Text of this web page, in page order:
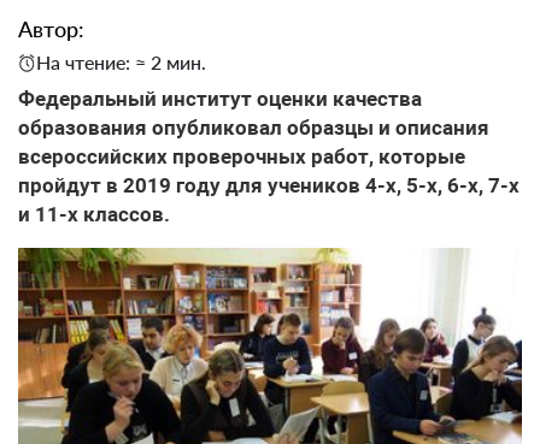
Автор:
На чтение: ≈ 2 мин.
Федеральный институт оценки качества
образования опубликовал образцы и описания
всероссийских проверочных работ, которые
пройдут в 2019 году для учеников 4-х, 5-х, 6-х, 7-х
и 11-х классов.